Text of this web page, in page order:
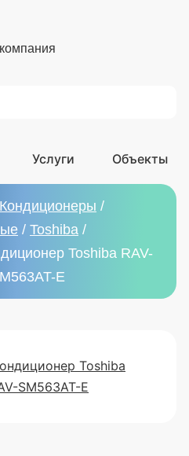
Услуги Объекты
Кондиционеры /
/ Toshiba /
Toshiba RAV-
E